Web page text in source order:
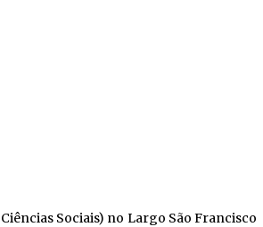
Sociais) no Largo São Francisco